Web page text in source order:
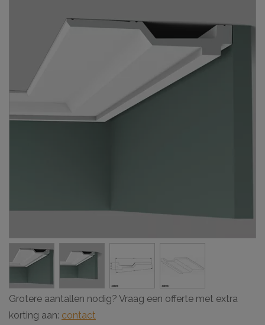
Grotere aantallen nodig? Vraag een offerte met extra
korting aan: contact